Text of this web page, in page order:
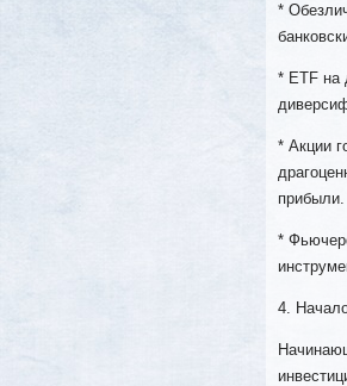
*
* ETF на
* Акции
прибыли.
*
4.